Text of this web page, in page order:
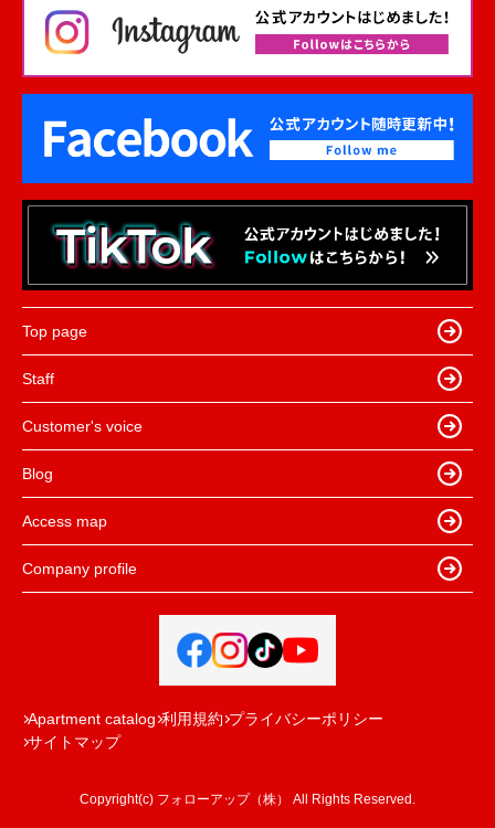
Top page
Staff
Customer's voice
Blog
Access map
Company profile
Apartment catalog 利用規約 プライバシーポリシー
サイトマップ
Copyright(c) フォローアップ（株） All Rights Reserved.